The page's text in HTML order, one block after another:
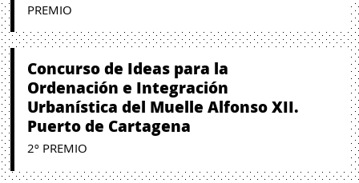
PREMIO
Concurso de Ideas para la
Ordenación e Integración
Urbanística del Muelle Alfonso XII.
Puerto de Cartagena
2º PREMIO